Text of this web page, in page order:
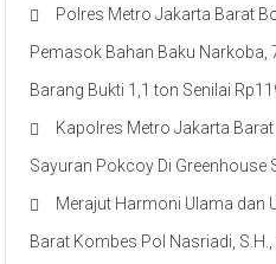
Polres Metro Jakarta Barat
Pemasok Bahan Baku Narkoba,
Barang Bukti 1,1 ton Senilai
Kapolres Metro Jakarta
Sayuran Pokcoy Di Greenhouse
Merajut Harmoni Ulama dan
Barat Kombes Pol Nasriadi,